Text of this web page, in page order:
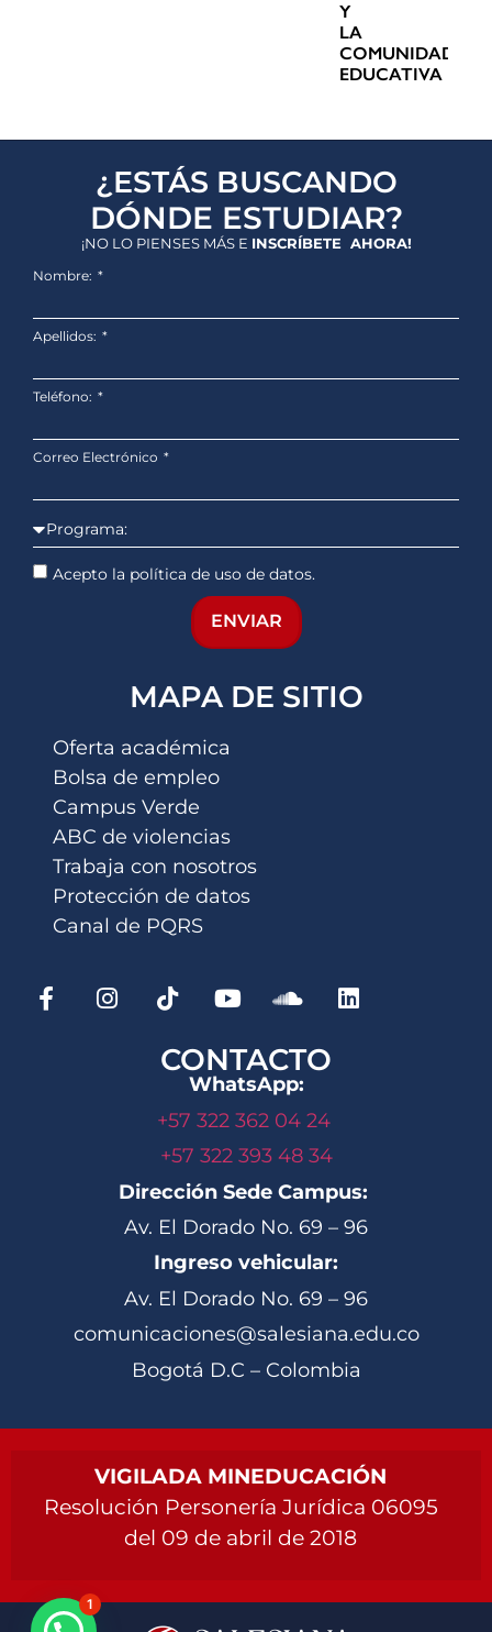
Y
LA
COMUNIDAD
EDUCATIVA
¿ESTÁS BUSCANDO
DÓNDE ESTUDIAR?
¡NO LO PIENSES MÁS E INSCRÍBETE AHORA!
Nombre:
Apellidos:
Teléfono:
Correo Electrónico
Acepto la política de uso de datos.
ENVIAR
MAPA DE SITIO
Oferta académica
Bolsa de empleo
Campus Verde
ABC de violencias
Trabaja con nosotros
Protección de datos
Canal de PQRS
CONTACTO
WhatsApp:
+57 322 362 04 24
+57 322 393 48 34
Dirección Sede Campus:
Av. El Dorado No. 69 – 96
Ingreso vehicular:
Av. El Dorado No. 69 – 96
comunicaciones@salesiana.edu.co
Bogotá D.C – Colombia
VIGILADA MINEDUCACIÓN
Resolución Personería Jurídica 06095
del 09 de abril de 2018
1